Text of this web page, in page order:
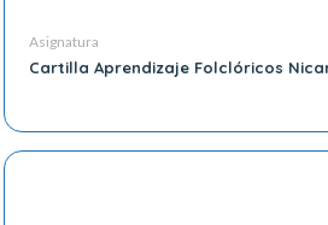
Asignatura
Cartilla Aprendizaje Folclóricos